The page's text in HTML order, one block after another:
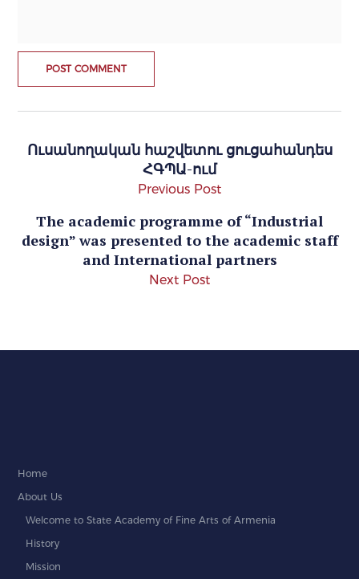
Ուսանողական հաշվետու ցուցահանդես
ՀԳՊԱ-ում
Previous Post
The academic programme of “Industrial
design” was presented to the academic staff
and International partners
Next Post
Home
About Us
Welcome to State Academy of Fine Arts of Armenia
History
Mission